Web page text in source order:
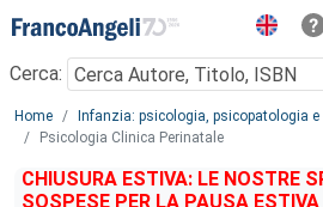
Menu
Cerca:
Main content
Home
Infanzia: psicologia, psicopatologia e
Psicologia Clinica Perinatale
CHIUSURA ESTIVA: LE NOSTRE
SOSPESE PER LA PAUSA